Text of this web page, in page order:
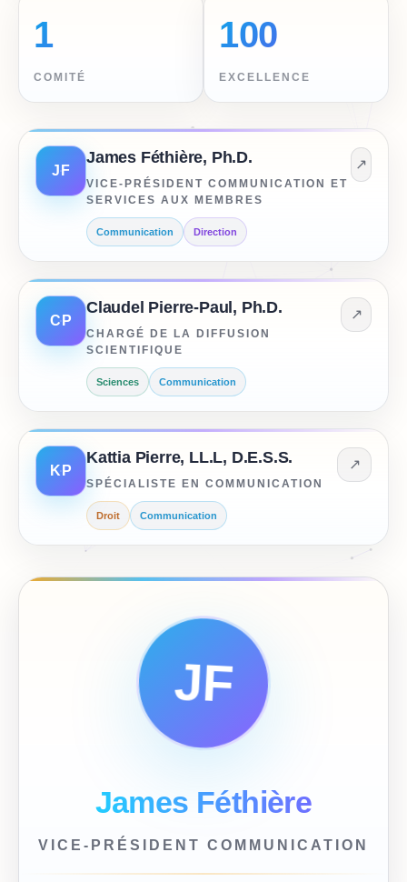
1
COMITÉ
100
EXCELLENCE
JF
James Féthière, Ph.D.
VICE-PRÉSIDENT COMMUNICATION ET
SERVICES AUX MEMBRES
Communication Direction
↗
CP
Claudel Pierre-Paul, Ph.D.
CHARGÉ DE LA DIFFUSION
SCIENTIFIQUE
Sciences Communication
↗
KP
Kattia Pierre, LL.L, D.E.S.S.
SPÉCIALISTE EN COMMUNICATION
Droit Communication
↗
JF
James Féthière
VICE-PRÉSIDENT COMMUNICATION